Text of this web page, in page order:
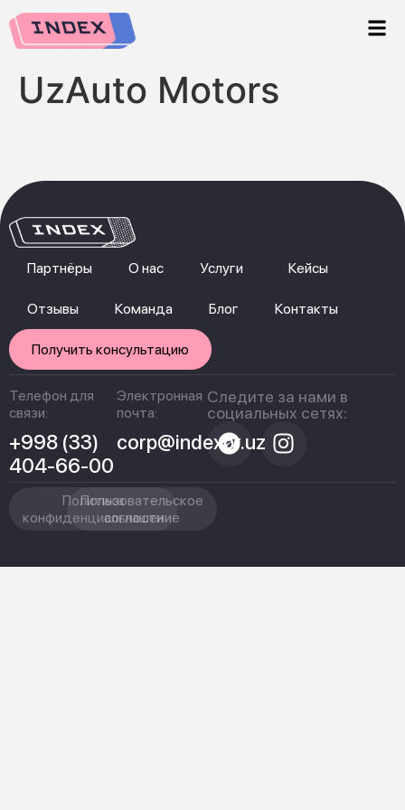
UzAuto Motors
Партнёры О нас Услуги Кейсы
Отзывы Команда Блог Контакты
Получить консультацию
Телефон для
связи:
+998 (33)
404-66-00
Электронная
почта:
corp@indexpr.uz
Следите за нами в
социальных сетях:
Политика
конфиденциальности
Пользовательское
соглашение